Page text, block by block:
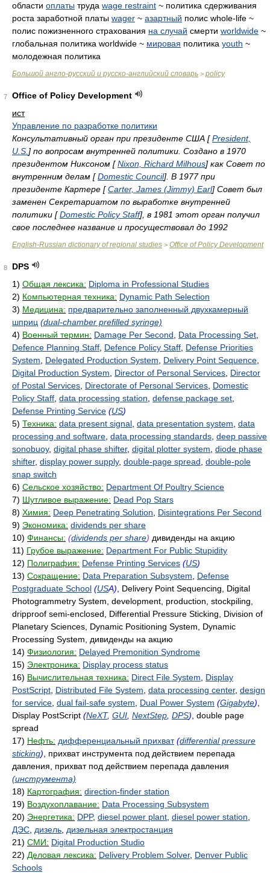
области оплаты труда wage restraint ~ политика сдерживания
роста заработной платы wager ~ азартный полис whole-life ~
полис пожизненного страхования на случай смерти worldwide ~
глобальная политика worldwide ~ мировая политика youth ~
молодежная политика
Большой англо-русский и русско-английский словарь > policy
7
Office of Policy Development
ист
Управление по разработке политики
Консультативный орган при президенте США [President,
U.S. ] по вопросам внутренней политики. Создано в 1970
президентом Никсоном [Nixon, Richard Milhous] как Совет по
внутренним делам [Domestic Council]. В 1977 при
президенте Картере [Carter, James (Jimmy) Earl] Совет был
заменен Секретариатом по выработке внутренней
политики [Domestic Policy Staff], в 1981 этот орган получил
свое последнее название и просуществовал до 1992
English-Russian dictionary of regional studies > Office of Policy Development
8
DPS
1) Общая лексика: Diploma in Professional Studies
2) Компьютерная техника: Dynamic Path Selection
3) Медицина: предварительно заполненный двухкамерный
шприц (dual-chamber prefilled syringe)
4) Военный термин: Damage Per Second Data Processing Set
Defence Planning Staff Defence Policy Staff Defense Priorities
System
Delegated Production System Delivery Point Sequence
Digital Production System
Director of Personal Services Director
of Postal Services Directorate of Personal Services Domestic
Policy Staff data processing station defense package set
Defense Printing Service (US)
5) Техника: data present signal data presentation system data
processing and software data processing standards deep passive
sonobuoy, digital phase shifter, digital plotter system diode phase
shifter, display power supply, double-page spread double-pole
snap switch
6) Сельское хозяйство: Department Of Poultry Science
7) Шутливое выражение: Dead Pop Stars
8) Химия: Deep Penetrating Solution
Disintegrations Per Second
9) Экономика: dividends per share
10) Финансы: (dividends per share) дивиденды на акцию
11) Грубое выражение: Department For Public Stupidity
12) Полиграфия: Defense Printing Services (US)
13) Сокращение: Data Preparation Subsystem
Defense
Postgraduate School (USA) , Delivery Point Sequencing, Digital
Photogrammetry System, development, production, stockpiling,
dripproof semi-enclosed, Differential Pressure Sticking, Division of
Planetary Sciences, Dynamic Positioning System, Dynamic
Processing System, дивиденды на акцию
14) Физиология: Delayed Premonition Syndrome
15) Электроника: Display process status
16) Вычислительная техника: Direct File System
Display
PostScript Distributed File System data processing center, design
for service dual fail-safe system Dual Power System (Gigabyte)
Display PostScript (NeXT, GUI NextStep DPS) , double page
spread
17) Нефть: дифференциальный прихват (differential pressure
sticking) , прихват инструмента под действием перепада
давления, прихват под действием перепада давления
(инструмента)
18) Картография: direction-finder station
19) Воздухоплавание: Data Processing Subsystem
20) Энергетика: DPP, diesel power plant diesel power station
ДЭС дизель дизельная электростанция
21) СМИ: Digital Production Studio
22) Деловая лексика: Delivery Problem Solver, Denver Public
Schools